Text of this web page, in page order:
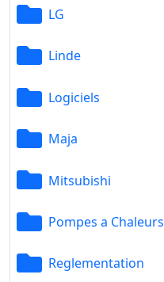
LG
Linde
Logiciels
Maja
Mitsubishi
Pompes a Chaleurs
Reglementation